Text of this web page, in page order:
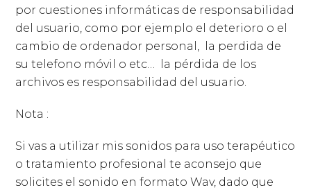
por cuestiones informáticas de responsabilidad
del usuario, como por ejemplo el deterioro o el
cambio de ordenador personal,
la perdida de
su telefono móvil o etc…
la pérdida de los
archivos es responsabilidad del usuario.
Nota :
Si vas a utilizar mis sonidos para uso terapéutico
o tratamiento profesional te aconsejo que
solicites el sonido en formato Wav, dado que